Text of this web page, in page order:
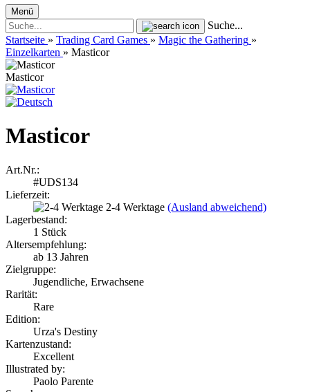
Menü
Suche...
Startseite » Trading Card Games » Magic the Gathering »
Einzelkarten » Masticor
Masticor
Masticor
Art.Nr.:
#UDS134
Lieferzeit:
2-4 Werktage (Ausland abweichend)
Lagerbestand:
1 Stück
Altersempfehlung:
ab 13 Jahren
Zielgruppe:
Jugendliche, Erwachsene
Rarität:
Rare
Edition:
Urza's Destiny
Kartenzustand:
Excellent
Illustrated by:
Paolo Parente